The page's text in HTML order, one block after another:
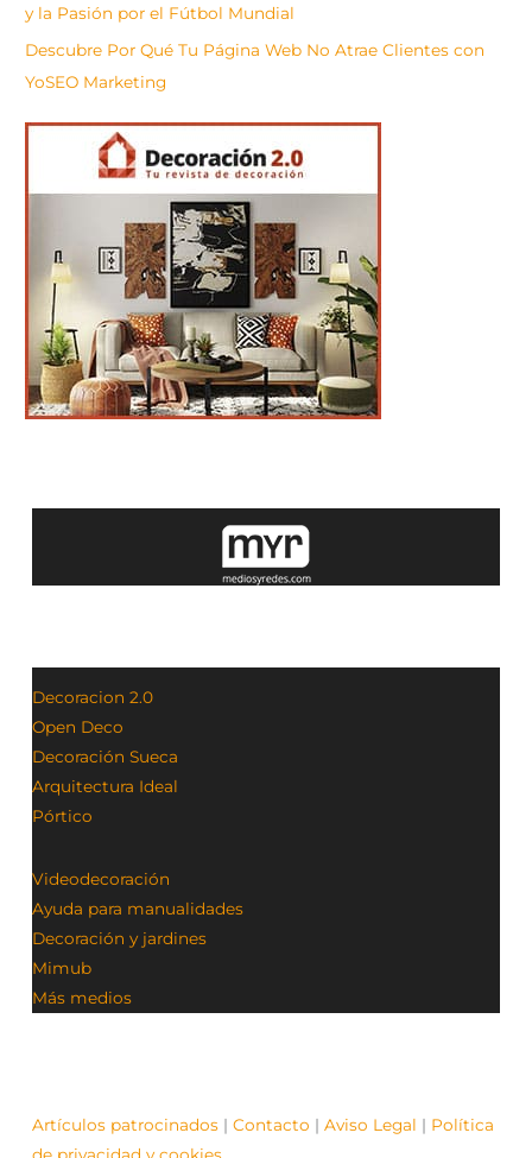
y la Pasión por el Fútbol Mundial
Descubre Por Qué Tu Página Web No Atrae Clientes con
YoSEO Marketing
Decoracion 2.0
Open Deco
Decoración Sueca
Arquitectura Ideal
Pórtico
Videodecoración
Ayuda para manualidades
Decoración y jardines
Mimub
Más medios
Artículos patrocinados |Contacto |Aviso Legal | Política
de privacidad y cookies